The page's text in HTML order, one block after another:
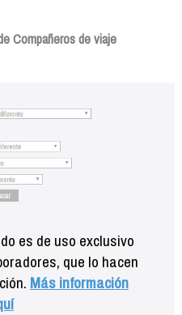
Compañeros de viaje
es de uso exclusivo
que lo hacen
Más información